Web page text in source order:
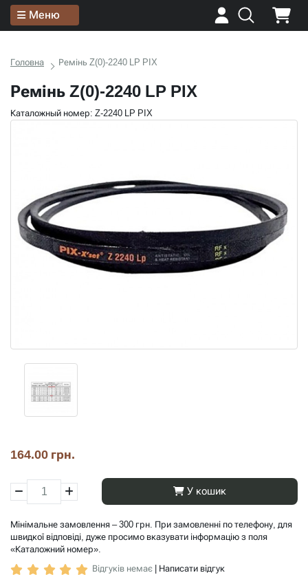
Меню
Головна Ремінь Z(0)-2240 LP PIX
Ремінь Z(0)-2240 LP PIX
Каталожный номер: Z-2240 LP PIX
164.00 грн.
У кошик
Мінімальне замовлення – 300 грн. При замовленні по телефону, для
швидкої відповіді, дуже просимо вказувати інформацію з поля
«Каталожний номер».
Відгуків немає
Написати відгук